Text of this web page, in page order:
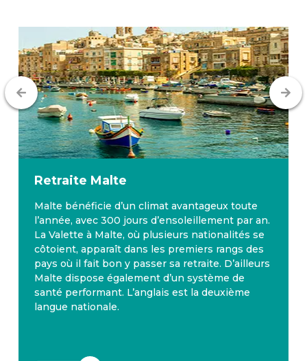
Retraite Malte
Malte bénéficie d’un climat avantageux toute
l’année, avec 300 jours d’ensoleillement par an.
La Valette à Malte, où plusieurs nationalités se
côtoient, apparaît dans les premiers rangs des
pays où il fait bon y passer sa retraite. D’ailleurs
Malte dispose également d’un système de
santé performant. L’anglais est la deuxième
langue nationale.